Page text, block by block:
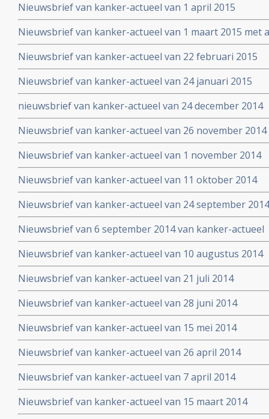
Nieuwsbrief van kanker-actueel van 1 april 2015
Nieuwsbrief van kanker-actueel van 1 maart 2015 met
wetenschappelijk bewezen niet-toxische middelen en
Nieuwsbrief van kanker-actueel van 22 februari 2015
Nieuwsbrief van kanker-actueel van 24 januari 2015
nieuwsbrief van kanker-actueel van 24 december 2014
Nieuwsbrief van kanker-actueel van 26 november 2014
Nieuwsbrief van kanker-actueel van 1 november 2014
Nieuwsbrief van kanker-actueel van 11 oktober 2014
Nieuwsbrief van kanker-actueel van 24 september 2014
Nieuwsbrief van 6 september 2014 van kanker-actueel
Nieuwsbrief van kanker-actueel van 10 augustus 2014
Nieuwsbrief van kanker-actueel van 21 juli 2014
Nieuwsbrief van kanker-actueel van 28 juni 2014
Nieuwsbrief van kanker-actueel van 15 mei 2014
Nieuwsbrief van kanker-actueel van 26 april 2014
Nieuwsbrief van kanker-actueel van 7 april 2014
Nieuwsbrief van kanker-actueel van 15 maart 2014